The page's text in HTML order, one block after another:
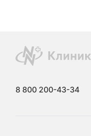
8 800 200-43-34